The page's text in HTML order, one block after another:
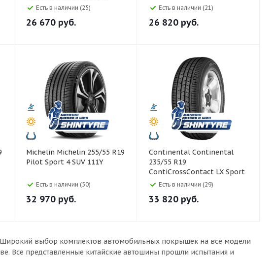
111VЕсть в наличии (25)
26 670 руб.
Есть в наличии (21)
26 820 руб.
Michelin Michelin 255/55 R19
Pilot Sport 4 SUV 111Y
Есть в наличии (50)
32 970 руб.
Continental Continental
235/55 R19
ContiCrossContact LX Sport
101H Runflat
Есть в наличии (29)
33 820 руб.
Широкий выбор комплектов автомобильных покрышек на все модели
Все представленные китайские автошины прошли испытания и